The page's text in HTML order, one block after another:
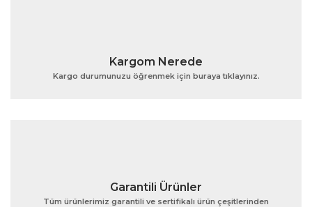
Ürün açıklamasında eksik bilgiler bulunuyor.
Kargom Nerede
Kargo durumunuzu öğrenmek için buraya tıklayınız.
Garantili Ürünler
Tüm ürünlerimiz garantili ve sertifikalı ürün çeşitlerinden